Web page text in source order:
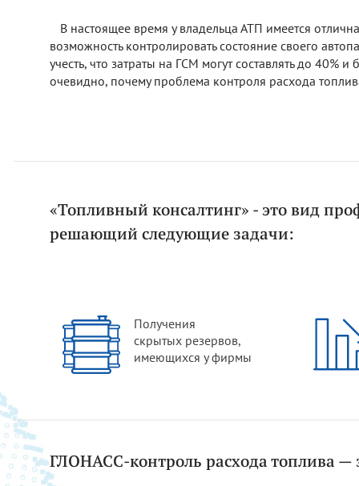
В настоящее время у владельца АТП имеется
возможность контролировать состояние своего
учесть, что затраты на ГСМ могут составлять до 40%
очевидно, почему проблема контроля расхода
«Топливный консалтинг» - это вид
решающий следующие задачи:
Получения
скрытых резервов,
имеющихся у фирмы
ГЛОНАСС-контроль расхода топлива —